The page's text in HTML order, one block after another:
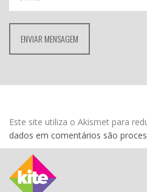
Este site utiliza o Akismet para
dados em comentários são